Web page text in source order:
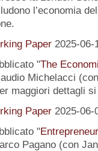
l’economia
Paper 2025-06-
"The
Michelacci
maggiori dettagli
Paper 2025-06-
"
Pagano (con